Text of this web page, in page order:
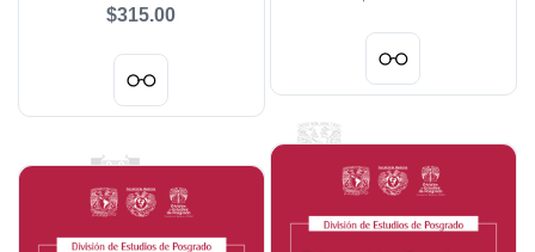
DE INVESTIGACIÓN
$315.00